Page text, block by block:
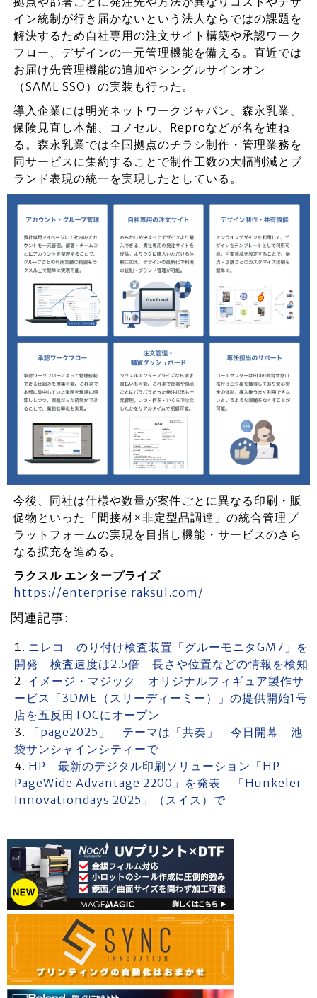
イン統制が行き届かないという法人ならではの課題を
解決するため自社専用の注文サイト構築や承認ワーク
フロー、デザインの一元管理機能を備える。直近では
お届け先管理機能の追加やシングルサインオン
（SAML SSO）の実装も行った。
導入企業には明光ネットワークジャパン、森永乳業、
保険見直し本舗、コノセル、Reproなどが名を連ね
る。森永乳業では全国拠点のチラシ制作・管理業務を
同サービスに集約することで制作工数の大幅削減とブ
ランド表現の統一を実現したとしている。
今後、同社は仕様や数量が案件ごとに異なる印刷・販
促物といった「間接材×非定型品調達」の統合管理プ
ラットフォームの実現を目指し機能・サービスのさら
なる拡充を進める。
ラクスル エンタープライズ
https://enterprise.raksul.com/
関連記事:
ニレコ のり付け検査装置「グルーモニタGM7」を
開発 検査速度は2.5倍 長さや位置などの情報を検知
イメージ・マジック オリジナルフィギュア製作サ
ービス「3DME（スリーディーミー）」の提供開始1号
店を五反田TOCにオープン
「page2025」 テーマは「共奏」 今日開幕 池
袋サンシャインシティーで
HP 最新のデジタル印刷ソリューション「HP
PageWide Advantage 2200」を発表 「Hunkeler
Innovationdays 2025」（スイス）で